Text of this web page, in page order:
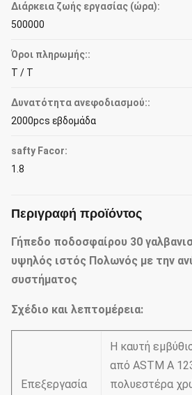
Διάρκεια ζωής εργασίας (ώρα):
500000
Όροι πληρωμής::
T / T
Δυνατότητα ανεφοδιασμού::
2000pcs εβδομάδα
safty Facor:
1.8
Περιγραφή προϊόντος
Γήπεδο ποδοσφαίρου 30
υψηλός ιστός Πολωνός με την
συστήματος
Σχέδιο και λεπτομέρεια:
Επεξεργασία
Η καυτή
από ASTM Α
πολυεστέρα